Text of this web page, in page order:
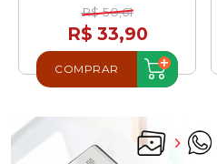
R$ 50,61
R$ 33,90
COMPRAR